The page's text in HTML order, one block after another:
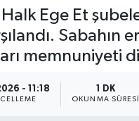
Ege Et
Sabahın
memnuniyeti
- 11:18 1 DK
OKUNMA SÜRESI